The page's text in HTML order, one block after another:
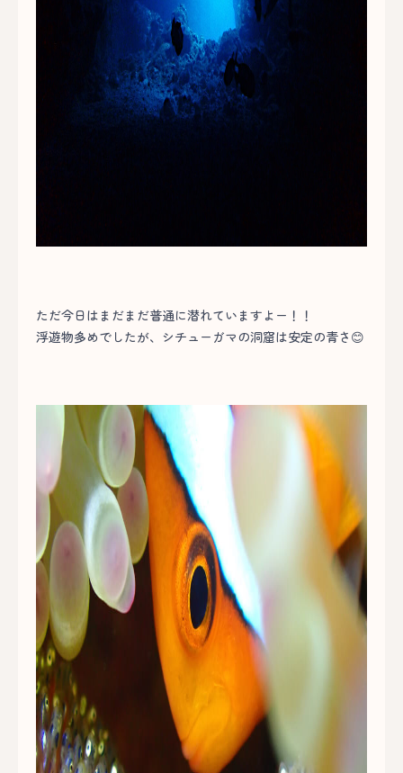
ただ今日はまだまだ普通に潜れていますよー！！
浮遊物多めでしたが、シチューガマの洞窟は安定の青さ😊